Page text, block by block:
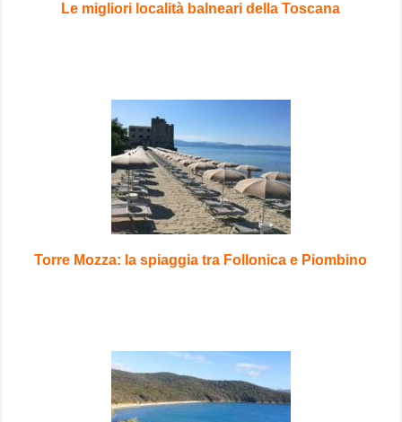
Le migliori località balneari della Toscana
Torre Mozza: la spiaggia tra Follonica e Piombino